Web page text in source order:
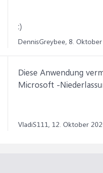
:)
DennisGreybee, 8.
Diese Anwendung
Microsoft -
VladiS111, 12. Oktober